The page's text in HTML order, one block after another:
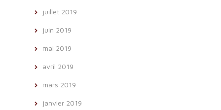
juillet 2019
juin 2019
mai 2019
avril 2019
mars 2019
janvier 2019